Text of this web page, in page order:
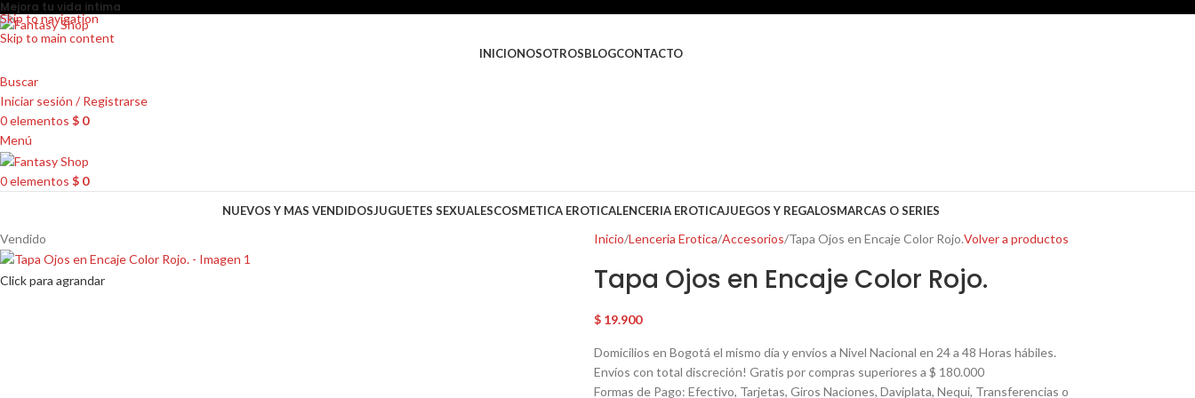
Skip to navigation
Skip to main content
Mejora tu vida intima
INICIONOSOTROSBLOGCONTACTO
Buscar
Iniciar sesión / Registrarse
0elementos $ 0
Menú
0elementos $ 0
NUEVOS Y MAS VENDIDOSJUGUETES SEXUALESCOSMETICA EROTICALENCERIA EROTICAJUEGOS Y REGALOSMARCAS O SERIES
Vendido
Click para agrandar
Inicio Lenceria Erotica Accesorios Tapa Ojos en Encaje Color Rojo.Volver a productos
Tapa Ojos en Encaje Color Rojo.
$ 19.900
Domicilios en Bogotá el mismo día y envíos a Nivel Nacional en 24 a 48 Horas hábiles.
Envíos con total discreción! Gratis por compras superiores a $ 180.000
Formas de Pago: Efectivo, Tarjetas, Giros Naciones, Daviplata, Nequi, Transferencias o